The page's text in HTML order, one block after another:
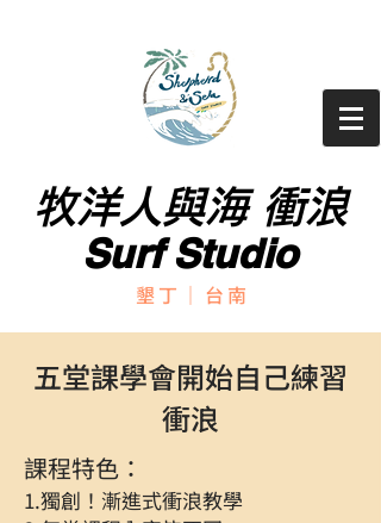
牧洋人與海 衝浪
牧洋人與海 衝浪
Surf Studio
Surf Studio
墾丁｜台南
五堂課學會開始自己練習
衝浪
課程特色：
1.獨創！漸進式衝浪教學